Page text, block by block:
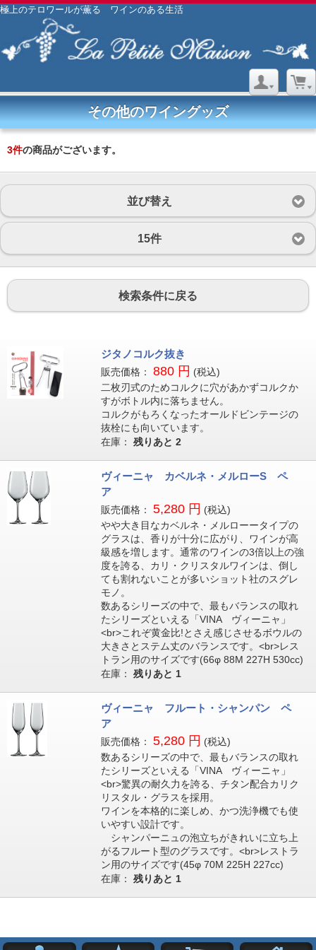
極上のテロワールが薫る ワインのある生活
その他のワイングッズ
3件の商品がございます。
並び替え
15件
検索条件に戻る
ジタノコルク抜き
販売価格： 880 円 (税込)
二枚刃式のためコルクに穴があかずコルクか
すがボトル内に落ちません。
コルクがもろくなったオールドビンテージの
抜栓にも向いています。
在庫： 残りあと 2
ヴィーニャ カベルネ・メルローS ペ
ア
販売価格： 5,280 円 (税込)
やや大き目なカベルネ・メルローータイプの
グラスは、香りが十分に広がり、ワインが高
級感を増します。通常のワインの3倍以上の強
度を誇る、カリ・クリスタルワインは、倒し
ても割れないことが多いショット社のスグレ
モノ。
数あるシリーズの中で、最もバランスの取れ
たシリーズといえる「VINA ヴィーニャ」
<br>これぞ黄金比!とさえ感じさせるボウルの
大きさとステム丈のバランスです。<br>レス
トラン用のサイズです(66φ 88M 227H 530cc)
在庫： 残りあと 1
ヴィーニャ フルート・シャンパン ペ
ア
販売価格： 5,280 円 (税込)
数あるシリーズの中で、最もバランスの取れ
たシリーズといえる「VINA ヴィーニャ」
<br>驚異の耐久力を誇る、チタン配合カリク
リスタル・グラスを採用。
ワインを本格的に楽しめ、かつ洗浄機でも使
いやすい設計です。
シャンパーニュの泡立ちがきれいに立ち上
がるフルート型のグラスです。<br>レストラ
ン用のサイズです(45φ 70M 225H 227cc)
在庫： 残りあと 1